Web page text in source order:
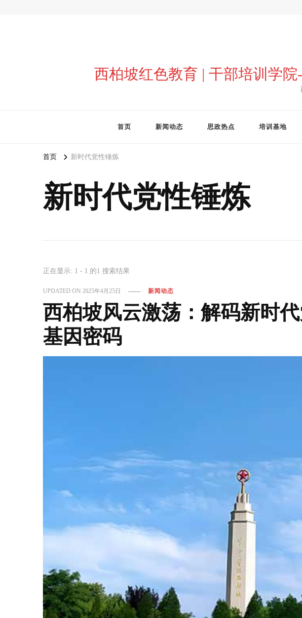
西柏坡红色教育 | 干部培训学
首页 新闻动态 思政热点 培训基地
首页 新时代党性锤炼
新时代党性锤炼
正在显示: 1 - 1 的1 搜索结果
UPDATED ON2025年4月25日 新闻动态
西柏坡风云激荡：解码新时
基因密码